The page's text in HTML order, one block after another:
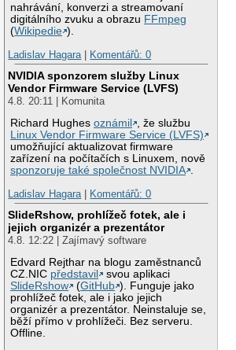
nahrávání, konverzi a streamovaní
digitálního zvuku a obrazu FFmpeg
(Wikipedie ).
Ladislav Hagara| Komentářů: 0
NVIDIA sponzorem služby Linux
Vendor Firmware Service (LVFS)
4.8. 20:11 | Komunita
Richard Hughesoznámil
, že službu
Linux Vendor Firmware Service (LVFS)
umožňující aktualizovat firmware
zařízení na počítačích s Linuxem, nově
sponzoruje také společnost NVIDIA .
Ladislav Hagara| Komentářů: 0
SlideRshow, prohlížeč fotek, ale i
jejich organizér a prezentátor
4.8. 12:22 | Zajímavý software
Edvard Rejthar na blogu zaměstnanců
CZ.NIC představil
svou aplikaci
SlideRshow
(GitHub ). Funguje jako
prohlížeč fotek, ale i jako jejich
organizér a prezentátor. Neinstaluje se,
běží přímo v prohlížeči. Bez serveru.
Offline.